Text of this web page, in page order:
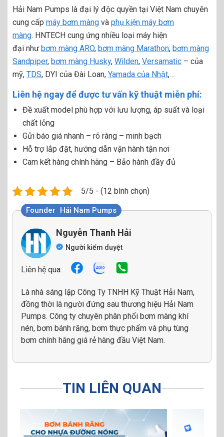
Hải Nam Pumps là đại lý độc quyền tại Việt Nam chuyên
cung cấp máy bơm màng và phụ kiện máy bơm
màng. HNTECH cung ứng nhiều loại máy hiện
đại như bơm màng ARO, bơm màng Marathon, bơm màng
Sandpiper, bơm màng Husky, Wilden, Versamatic – của
mỹ, TDS, DYI của Đài Loan, Yamada của Nhật,…
Liên hệ ngay để được tư vấn kỹ thuật miễn phí:
Đề xuất model phù hợp với lưu lượng, áp suất và loại
chất lỏng
Gửi báo giá nhanh – rõ ràng – minh bạch
Hỗ trợ lắp đặt, hướng dẫn vận hành tận nơi
Cam kết hàng chính hãng – Bảo hành đầy đủ
5/5 - (12 bình chọn)
Founder Hải Nam Pumps
Nguyễn Thanh Hải
Người kiểm duyệt
Liên hệ qua:
Là nhà sáng lập Công Ty TNHH Kỹ Thuật Hải Nam,
đồng thời là người đứng sau thương hiệu Hải Nam
Pumps. Công ty chuyên phân phối bơm màng khí
nén, bơm bánh răng, bơm thực phẩm và phụ tùng
bơm chính hãng giá rẻ hàng đầu Việt Nam.
TIN LIÊN QUAN